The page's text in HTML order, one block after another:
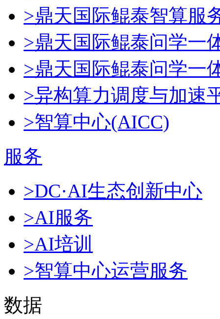
>鼎天国际鲲泰智算服
>鼎天国际鲲泰问学一
>鼎天国际鲲泰问学一
>异构算力调度与加速
>智算中心(AICC)
服务
>DC·AI生态创新中心
>AI服务
>AI培训
>智算中心运营服务
数据